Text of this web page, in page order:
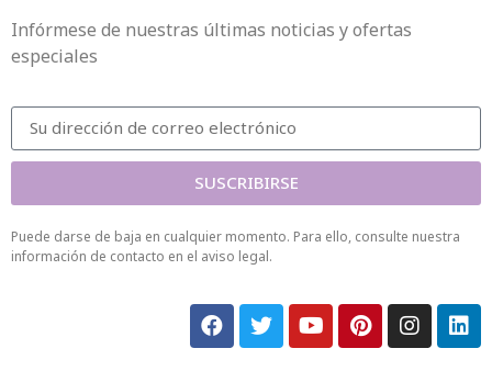
Infórmese de nuestras últimas noticias y ofertas
especiales
SUSCRIBIRSE
Puede darse de baja en cualquier momento. Para ello, consulte nuestra
información de contacto en el aviso legal.